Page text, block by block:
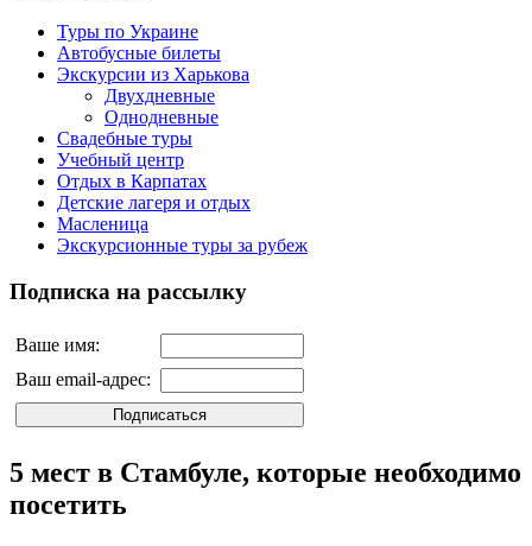
Туры по Украине
Автобусные билеты
Экскурсии из Харькова
Двухдневные
Однодневные
Свадебные туры
Учебный центр
Отдых в Карпатах
Детские лагеря и отдых
Масленица
Экскурсионные туры за рубеж
Подписка на рассылку
Ваше имя:
Ваш email-адрес:
5 мест в Стамбуле, которые необходимо
посетить